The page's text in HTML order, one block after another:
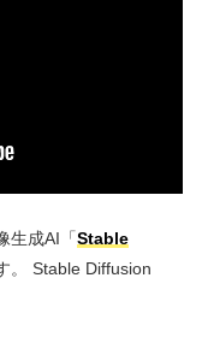
生成AI「Stable
。 Stable Diffusion